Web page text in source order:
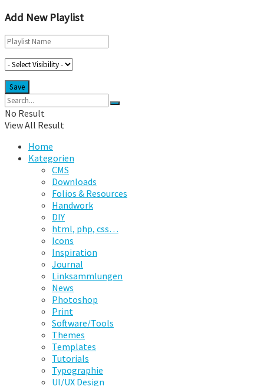
Add New Playlist
No Result
View All Result
Home
Kategorien
CMS
Downloads
Folios & Resources
Handwork
DIY
html, php, css…
Icons
Inspiration
Journal
Linksammlungen
News
Photoshop
Print
Software/Tools
Themes
Templates
Tutorials
Typographie
UI/UX Design